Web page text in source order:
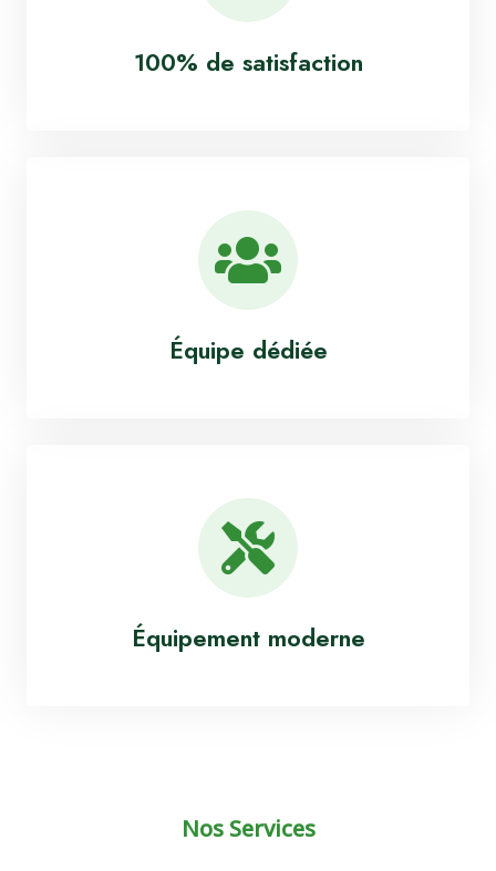
100% de satisfaction
Équipe dédiée
Équipement moderne
Nos Services